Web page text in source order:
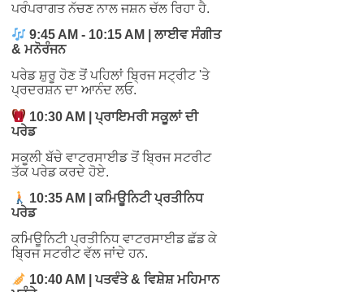
ਪਰੰਪਰਾਗਤ ਨੱਚਣ ਨਾਲ ਜਸ਼ਨ ਚੱਲ ਰਿਹਾ ਹੈ.
9:45 AM - 10:15 AM | ਲਾਈਵ ਸੰਗੀਤ
& ਮਨੋਰੰਜਨ
ਪਰੇਡ ਸ਼ੁਰੂ ਹੋਣ ਤੋਂ ਪਹਿਲਾਂ ਬ੍ਰਿਜ ਸਟ੍ਰੀਟ 'ਤੇ
ਪ੍ਰਦਰਸ਼ਨ ਦਾ ਆਨੰਦ ਲਓ.
10:30 AM | ਪ੍ਰਾਇਮਰੀ ਸਕੂਲਾਂ ਦੀ
ਪਰੇਡ
ਸਕੂਲੀ ਬੱਚੇ ਵਾਟਰਸਾਈਡ ਤੋਂ ਬ੍ਰਿਜ ਸਟਰੀਟ
ਤੱਕ ਪਰੇਡ ਕਰਦੇ ਹੋਏ.
10:35 AM | ਕਮਿਊਨਿਟੀ ਪ੍ਰਤੀਨਿਧ
ਪਰੇਡ
ਕਮਿਊਨਿਟੀ ਪ੍ਰਤੀਨਿਧ ਵਾਟਰਸਾਈਡ ਛੱਡ ਕੇ
ਬ੍ਰਿਜ ਸਟਰੀਟ ਵੱਲ ਜਾਂਦੇ ਹਨ.
10:40 AM | ਪਤਵੰਤੇ & ਵਿਸ਼ੇਸ਼ ਮਹਿਮਾਨ